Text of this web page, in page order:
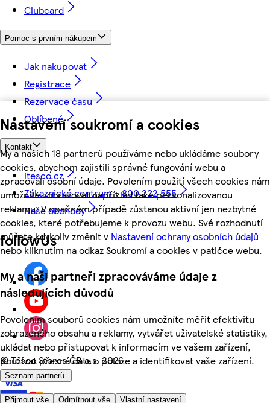
Nastavení soukromí a cookies
My a našich 18 partnerů používáme nebo ukládáme soubory
cookies, abychom zajistili správné fungování webu a
zpracovali osobní údaje. Povolením použití všech cookies nám
umožníte zobrazovat například také personalizovanou
reklamu. V opačném případě zůstanou aktivní jen nezbytné
cookies, které potřebujeme k provozu webu. Své rozhodnutí
můžete kdykoliv změnit v Nastavení ochrany osobních údajů
nebo kliknutím na odkaz Soukromí a cookies v patičce webu.
My a naši partneři zpracováváme údaje z
následujících důvodů
Povolením souborů cookies nám umožníte měřit efektivitu
zobrazeného obsahu a reklamy, vytvářet uživatelské statistiky,
ukládat nebo přistupovat k informacím ve vašem zařízení,
používat přesná data o poloze a identifikovat vaše zařízení.
Seznam partnerů.
Přijmout vše Odmítnout vše Vlastní nastavení
Clubcard
Pomoc s prvním nákupem
Jak nakupovat
Registrace
Rezervace času
Oblíbené
Kontakt
itesco.cz
Zákaznické centrum - 800 222 555
Naše obchody
followUs
©Tesco Stores ČR a.s. 2026